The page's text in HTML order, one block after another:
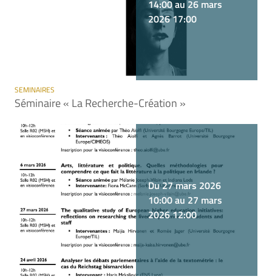
14:00 au 26 mars
2026 17:00
SEMINAIRES
Séminaire « La Recherche-Création »
Du 27 mars 2026
10:00 au 27 mars
2026 12:00